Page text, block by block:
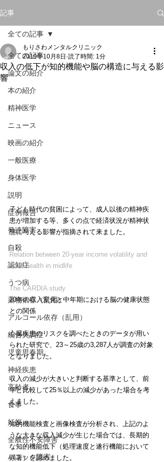
記事
全ての記事
論文の紹介
本の紹介
精神医学
ニュース
映画の紹介
一般医療
身体医学
説明
症例報告
発達障害
自殺
認知症
うつ病
薬物依存（乱用）
アルコール依存（乱用）
統合失調症
児童思春期
神経疾患
高齢者
食事
妊娠
全般性不安障害
パニック障害
全ての記事
収入の低下が知的機能や脳の構造に与える影
響
もりさわメンタルクリニック
2019年10月8日 読了時間: 1分
子ども時代の貧困によって、成人以後の精神疾
患が増加する等、多くの点で経済状況が精神状
態に与える影響が指摘されて来ました。
Relation between 20-year income volatility and
brain health in midlife
The CARDIA study
20年の収入変化と中年期における脳の健康状態
との関係
心臓疾患のリスクを調べたときのデータが用い
られた研究で、23～25歳の3,287人が調査の対象
となりました。
収入の減少が大きいと判断する基準として、前
年と比較して25％以上の減少があった場合を考
えました。
知的機能検査と画像検査が分析され、上記のよ
うな大きな収入減少が生じた場合では、長期的
な知的機能低下（処理速度と遂行機能において
顕著）を認めました。